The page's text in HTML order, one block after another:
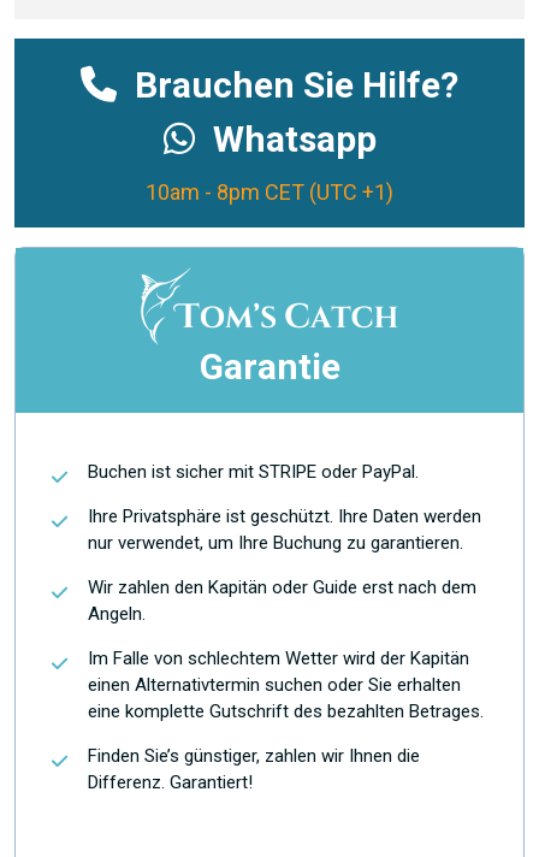
Brauchen Sie Hilfe?
Whatsapp
10am - 8pm CET (UTC +1)
Garantie
Buchen ist sicher mit STRIPE oder PayPal.
Ihre Privatsphäre ist geschützt. Ihre Daten werden
nur verwendet, um Ihre Buchung zu garantieren.
Wir zahlen den Kapitän oder Guide erst nach dem
Angeln.
Im Falle von schlechtem Wetter wird der Kapitän
einen Alternativtermin suchen oder Sie erhalten
eine komplette Gutschrift des bezahlten Betrages.
Finden Sie’s günstiger, zahlen wir Ihnen die
Differenz. Garantiert!